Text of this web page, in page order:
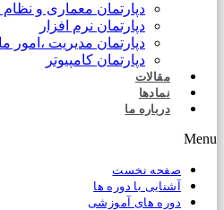
دپارتمان معماری و
دپارتمان نرم افزار
دپارتمان مدیریت ،امور
دپارتمان کامپیوتر
مقالات
نمادها
درباره ما
Menu
صفحه نخست
آشنایی با دوره ها
دوره های آموزشی